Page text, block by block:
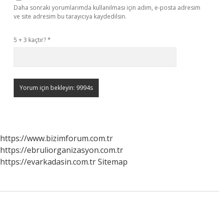
Daha sonraki yorumlarımda kullanılması için adım, e-posta adresim
ve site adresim bu tarayıcıya kaydedilsin.
5 + 3 kaçtır?*
https://www.bizimforum.com.tr
https://ebruliorganizasyon.com.tr
https://evarkadasin.com.trSitemap